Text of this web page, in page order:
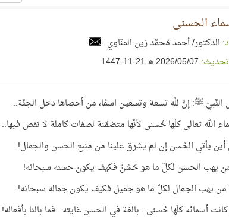
الحسنى
الدكتور/ أحمد مُحمَّد زين المنّاوي
07‏/05‏/2026 هـ 21-11-1447
النَّبيّ ﷺ: إنَّ للَّه تسعة وتسعين اسمًا، من أحصاها دخل الجنَّة..
الله تعالى كلّها حُسنى لأنَّها متضمّنة لصفات كاملة لا نقص فيها..
يأتي الحُسن إن لم يشرق علينا من منبع الحسن والجمال!
يهب الحسن لكلّ ما هو حَسُنٌ فكيف يكون حسنه سبحانه!
يهب الجمال لكلّ ما هو جميل فكيف يكون جماله سبحانه!
أسمائه كلّها حُسنى.. بالغة في الحسن غايته.. فما بالنا بأفعاله!